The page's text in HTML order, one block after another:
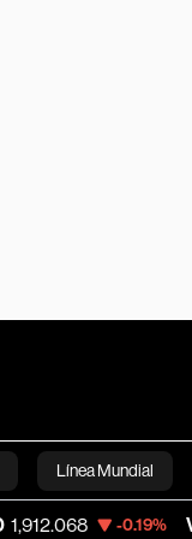
Línea Mundial
Bloomberg
-0.19% Visa